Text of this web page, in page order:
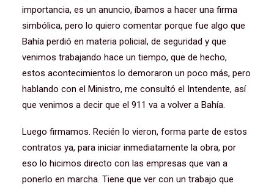
importancia, es un anuncio, íbamos a hacer una firma
simbólica, pero lo quiero comentar porque fue algo que
Bahía perdió en materia policial, de seguridad y que
venimos trabajando hace un tiempo, que de hecho,
estos acontecimientos lo demoraron un poco más, pero
hablando con el Ministro, me consultó el Intendente, así
que venimos a decir que el 911 va a volver a Bahía.
Luego firmamos. Recién lo vieron, forma parte de estos
contratos ya, para iniciar inmediatamente la obra, por
eso lo hicimos directo con las empresas que van a
ponerlo en marcha. Tiene que ver con un trabajo que